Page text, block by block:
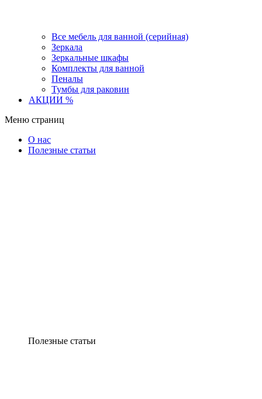
Все мебель для ванной (серийная)
Зеркала
Зеркальные шкафы
Комплекты для ванной
Пеналы
Тумбы для раковин
АКЦИИ %
Меню страниц
О нас
Полезные статьи
Полезные статьи